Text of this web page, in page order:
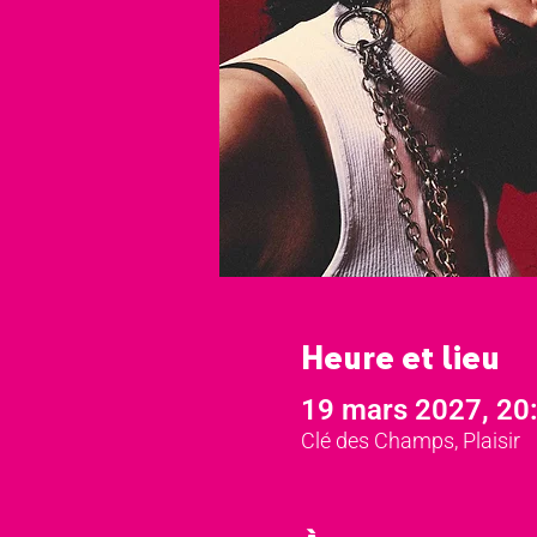
Heure et lieu
19 mars 2027,
Clé des Champs, Plaisir